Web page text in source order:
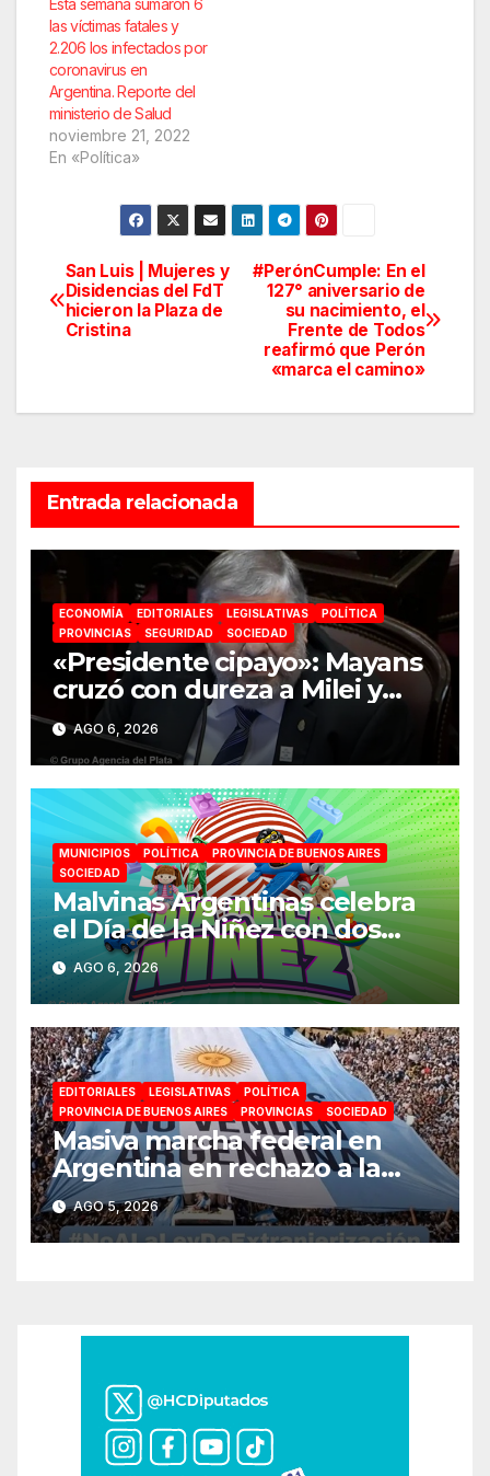
Esta semana sumaron 6
las víctimas fatales y
2.206 los infectados por
coronavirus en
Argentina. Reporte del
ministerio de Salud
noviembre 21, 2022
En «Política»
Navegación
de
#PerónCumple: En el
127° aniversario de
su nacimiento, el
Frente de Todos
reafirmó que Perón
«marca el camino»
San Luis | Mujeres y
Disidencias del FdT
hicieron la Plaza de
Cristina
Entrada relacionada
ECONOMÍA EDITORIALES LEGISLATIVAS
POLÍTICA
PROVINCIAS
SEGURIDAD SOCIEDAD
«Presidente cipayo»: Mayans
cruzó con dureza a Milei y
advirtió sobre un juicio
político por traición a la Patria
AGO 6, 2026
MUNICIPIOS POLÍTICA
PROVINCIA DE BUENOS AIRES
SOCIEDAD
Malvinas Argentinas celebra
el Día de la Niñez con dos
jornadas de juegos,
espectáculos y actividades
para toda la familia
AGO 6, 2026
EDITORIALES LEGISLATIVAS
POLÍTICA
PROVINCIA DE BUENOS AIRES
PROVINCIAS SOCIEDAD
Masiva marcha federal en
Argentina en rechazo a la
reforma de la Ley de Tierras
impulsada por Milei: «La
soberanía no se negocia»
AGO 5, 2026